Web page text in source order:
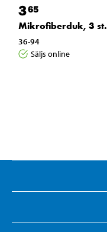
365
Mikrofiberduk, 3 st.
36-94
Säljs online